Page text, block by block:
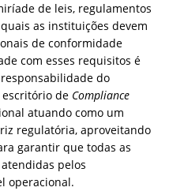
de leis, regulamentos
as instituições devem
de conformidade
com esses requisitos é
do
escritório de Compliance
atuando como um
regulatória, aproveitando
garantir que todas as
pelos
operacional.